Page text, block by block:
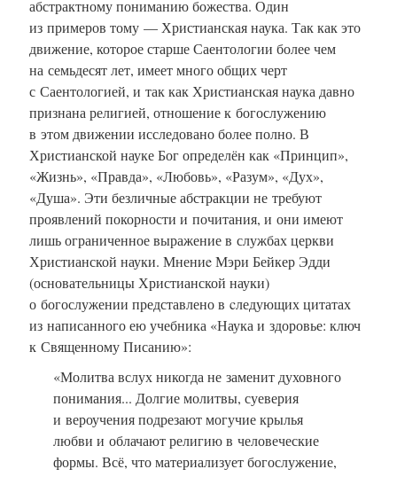
абстрактному пониманию божества. Один
из примеров тому — Христианская наука. Так как это
движение, которое старше Саентологии более чем
на семьдесят лет, имеет много общих черт
с Саентологией, и так как Христианская наука давно
признана религией, отношение к богослужению
в этом движении исследовано более полно. В
Христианской науке Бог определён как «Принцип»,
«Жизнь», «Правда», «Любовь», «Разум», «Дух»,
«Душа». Эти безличные абстракции не требуют
проявлений покорности и почитания, и они имеют
лишь ограниченное выражение в службах церкви
Христианской науки. Мнениe Мэри Бейкер Эдди
(основательницы Христианской науки)
о богослужении представлено в cледующих цитатах
из написанного ею учебника «Наука и здоровье: ключ
к Священному Писанию»:
«Молитва вслух никогда не заменит духовного
понимания... Долгие молитвы, суеверия
и вероучения подрезают могучие крылья
любви и облачают религию в человеческие
формы. Всё, что материализует богослужение,